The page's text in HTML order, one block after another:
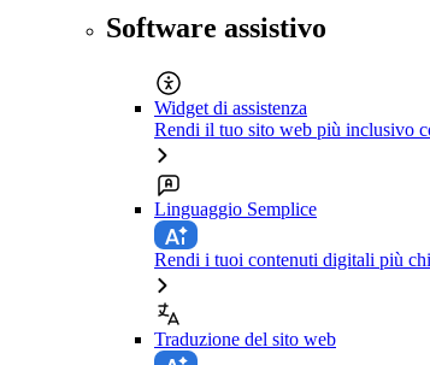
Software assistivo
Widget di assistenza
Rendi il tuo sito web più inclusivo
Linguaggio Semplice
Rendi i tuoi contenuti digitali più
Traduzione del sito web